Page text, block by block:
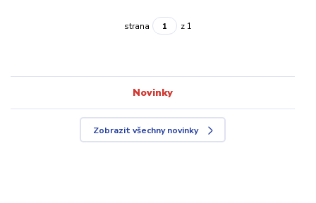
strana z 1
Novinky
Zobrazit všechny novinky